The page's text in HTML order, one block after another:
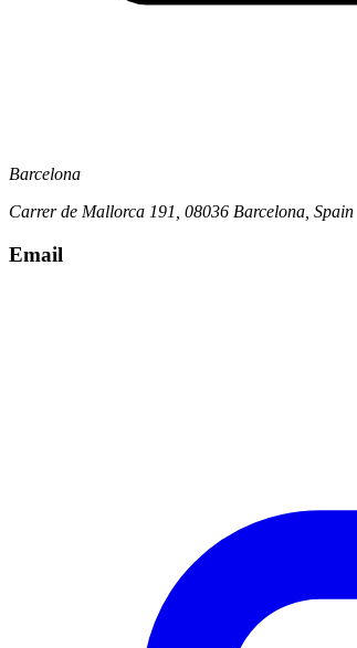
Barcelona
Carrer de Mallorca 191, 08036 Barcelona, Spain
Email